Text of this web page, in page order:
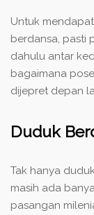
Untuk
berdansa, pasti
dahulu antar
bagaimana
dijepret depan
Duduk
Tak hanya
masih ada
pasangan